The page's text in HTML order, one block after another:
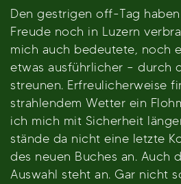
Den gestrigen off-Tag
Freude noch in Luzern
mich auch bedeutete, noch
etwas ausführlicher – durch
streunen. Erfreulicherweise
strahlendem Wetter ein
ich mich mit Sicherheit
stände da nicht eine letzte
des neuen Buches an. Auch
Auswahl steht an. Gar nicht